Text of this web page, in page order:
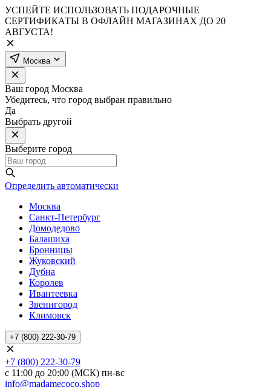
УСПЕЙТЕ ИСПОЛЬЗОВАТЬ ПОДАРОЧНЫЕ
СЕРТИФИКАТЫ В ОФЛАЙН МАГАЗИНАХ ДО 20
АВГУСТА!
Москва
Ваш город Москва
Убедитесь, что город выбран правильно
Да
Выбрать другой
Выберите город
Определить автоматически
Москва
Санкт-Петербург
Домодедово
Балашиха
Бронницы
Жуковский
Дубна
Королев
Ивантеевка
Звенигород
Климовск
+7 (800) 222-30-79
+7 (800) 222-30-79
с 11:00 до 20:00 (МСК) пн-вс
info@madamecoco.shop